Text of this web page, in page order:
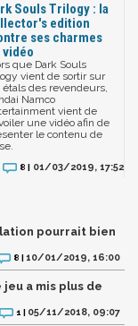
Souls Trilogy : la
edition
ses charmes
vidéo
que Dark Souls
vient de sortir sur
étals des revendeurs,
Namco
vient de
une vidéo afin de
le contenu de
8 | 01/03/2019, 17:52
pourrait bien
8 |10/01/2019, 16:00
a mis plus de
1 | 05/11/2018, 09:07